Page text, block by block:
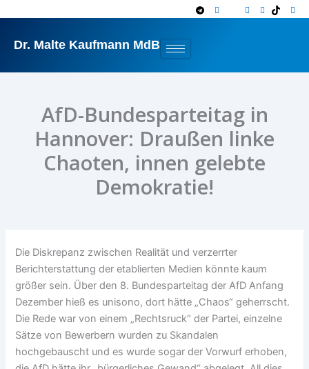
springen
Dr. Malte Kaufmann MdB
AfD-Bundesparteitag in
Hannover: Draußen linke
Chaoten, innen gelebte
Demokratie!
Die Diskrepanz zwischen Realität und verzerrter
Berichterstattung der etablierten Medien könnte kaum
größer sein. Über den 8. Bundesparteitag der AfD Anfang
Dezember hieß es unisono, dort hätte „Chaos“ geherrscht.
Die Rede war von einem „Rechtsruck“ der Partei, einzelne
Sätze von Bewerbern wurden zu Skandalen
hochgebauscht und es wurde sogar der Vorwurf erhoben,